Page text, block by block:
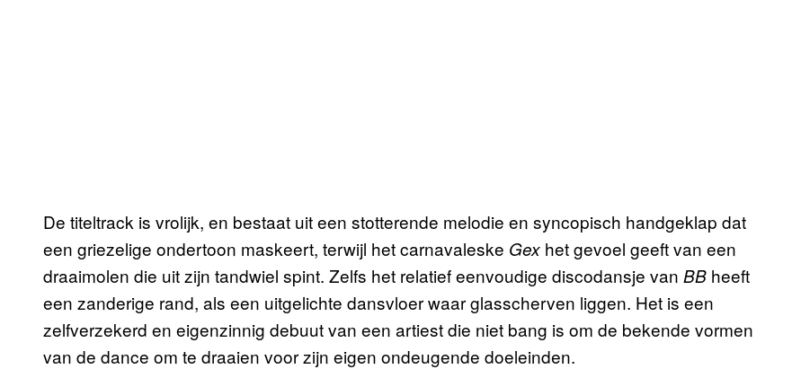
De titeltrack is vrolijk, en bestaat uit een stotterende melodie en syncopisch handgeklap dat
een griezelige ondertoon maskeert, terwijl het carnavaleske Gex het gevoel geeft van een
draaimolen die uit zijn tandwiel spint. Zelfs het relatief eenvoudige discodansje van BB heeft
een zanderige rand, als een uitgelichte dansvloer waar glasscherven liggen. Het is een
zelfverzekerd en eigenzinnig debuut van een artiest die niet bang is om de bekende vormen
van de dance om te draaien voor zijn eigen ondeugende doeleinden.